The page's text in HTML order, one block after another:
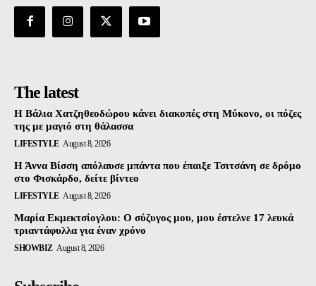
The latest
Η Βάλια Χατζηθεοδώρου κάνει διακοπές στη Μύκονο, οι πόζες
της με μαγιό στη θάλασσα
LIFESTYLE August 8, 2026
Η Άννα Βίσση απόλαυσε μπάντα που έπαιξε Τσιτσάνη σε δρόμο
στο Φισκάρδο, δείτε βίντεο
LIFESTYLE August 8, 2026
Μαρία Εκμεκτσίογλου: O σύζυγος μου, μου έστελνε 17 λευκά
τριαντάφυλλα για έναν χρόνο
SHOWBIZ August 8, 2026